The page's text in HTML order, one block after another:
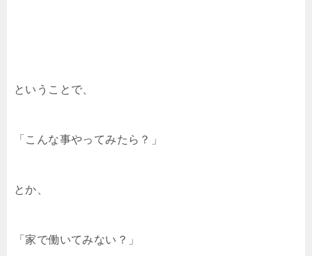
ということで、
「こんな事やってみたら？」
とか、
「家で働いてみない？」